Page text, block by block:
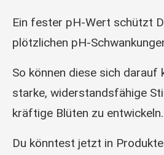
Ein fester pH-Wert schützt
plötzlichen pH-
So können diese sich darauf
starke, widerstandsfähige
kräftige Blüten zu entwickeln.
Du könntest jetzt in